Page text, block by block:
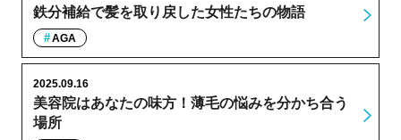
鉄分補給で髪を取り戻した女性たちの物語
AGA
美容院はあなたの味方！薄毛の悩みを分かち合う
場所
2025.09.16